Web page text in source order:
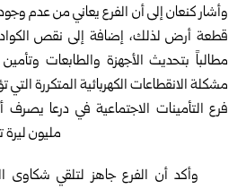
وأشار كنعان إلى أن الفرع يعاني من عدم
قطعة أرض لذلك، إضافة إلى نقص
مطالباً بتحديث الأجهزة والطابعات
مشكلة الانقطاعات الكهربائية المتكررة التي
وأكد أن الفرع جاهز لتلقي شكاوى